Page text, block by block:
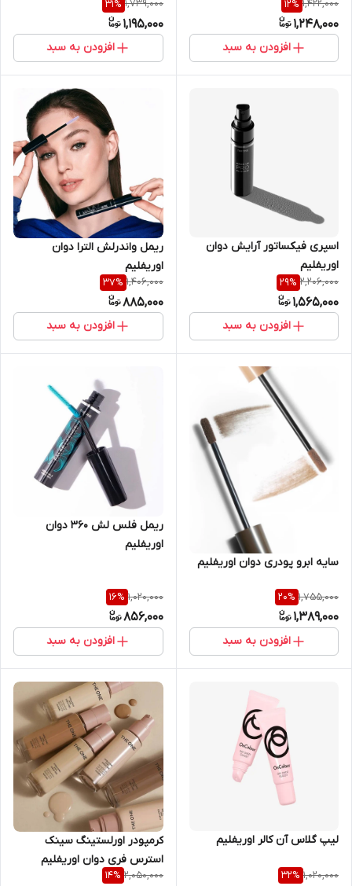
1,422,000
12%
1,248,000
افزودن به سبد
1,739,000
31%
1,195,000
افزودن به سبد
اسپری فیکساتور آرایش دوان
اوریفلیم
2,206,000
29%
1,565,000
افزودن به سبد
ریمل واندرلش الترا دوان
اوریفلیم
1,406,000
37%
885,000
افزودن به سبد
سایه ابرو پودری دوان اوریفلیم
1,755,000
20%
1,389,000
افزودن به سبد
ریمل فلس لش 360 دوان
اوریفلیم
1,020,000
16%
856,000
افزودن به سبد
لیپ گلاس آن کالر اوریفلیم
1,020,000
32%
کرمپودر اورلستینگ سینک
استرس فری دوان اوریفلیم
2,050,000
14%